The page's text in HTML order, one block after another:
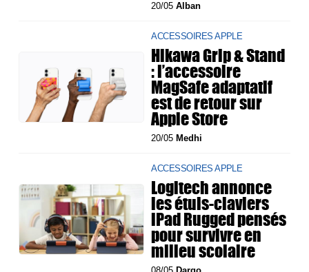
20/05Alban
ACCESSOIRES APPLE
Hikawa Grip & Stand
: l’accessoire
MagSafe adaptatif
est de retour sur
Apple Store
20/05 Medhi
ACCESSOIRES APPLE
Logitech annonce
les étuis-claviers
iPad Rugged pensés
pour survivre en
milieu scolaire